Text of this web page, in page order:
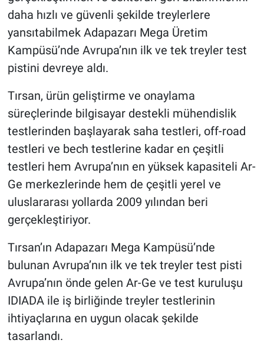
daha hızlı ve güvenli şekilde treylerlere
yansıtabilmek Adapazarı Mega Üretim
Kampüsü’nde Avrupa’nın ilk ve tek treyler test
pistini devreye aldı.
Tırsan, ürün geliştirme ve onaylama
süreçlerinde bilgisayar destekli mühendislik
testlerinden başlayarak saha testleri, off-road
testleri ve bech testlerine kadar en çeşitli
testleri hem Avrupa’nın en yüksek kapasiteli Ar-
Ge merkezlerinde hem de çeşitli yerel ve
uluslararası yollarda 2009 yılından beri
gerçekleştiriyor.
Tırsan’ın Adapazarı Mega Kampüsü’nde
bulunan Avrupa’nın ilk ve tek treyler test pisti
Avrupa’nın önde gelen Ar-Ge ve test kuruluşu
IDIADA ile iş birliğinde treyler testlerinin
ihtiyaçlarına en uygun olacak şekilde
tasarlandı.